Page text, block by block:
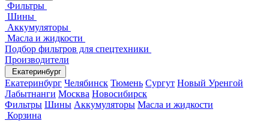
Фильтры
Шины
Аккумуляторы
Масла и жидкости
Подбор фильтров для спецтехники
Производители
Екатеринбург
Екатеринбург Челябинск Тюмень Сургут Новый Уренгой
Лабытнанги Москва Новосибирск
Фильтры Шины Аккумуляторы Масла и жидкости
Корзина